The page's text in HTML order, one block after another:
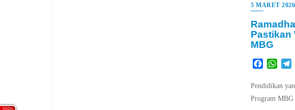
5 MARET 2026
Pastikan
MBG
Facebook
Pendidikan
Program MBG